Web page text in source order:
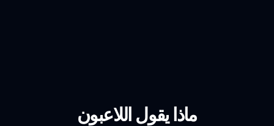
ماذا يقول اللاعبون